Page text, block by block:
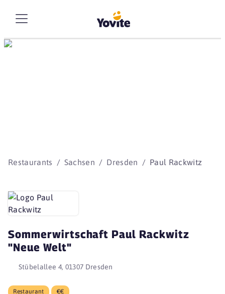
Restaurants Sachsen Dresden Paul Rackwitz
Sommerwirtschaft Paul Rackwitz
"Neue Welt"
Stübelallee 4, 01307 Dresden
Restaurant €€